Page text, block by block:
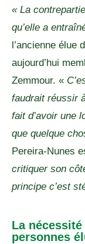
« La
qu’elle a
l’ancienne élue
aujourd’hui
Zemmour. «
faudrait réussir
fait d’avoir une
que quelque
Pereira-Nunes
critiquer son
principe c’est
La
personnes